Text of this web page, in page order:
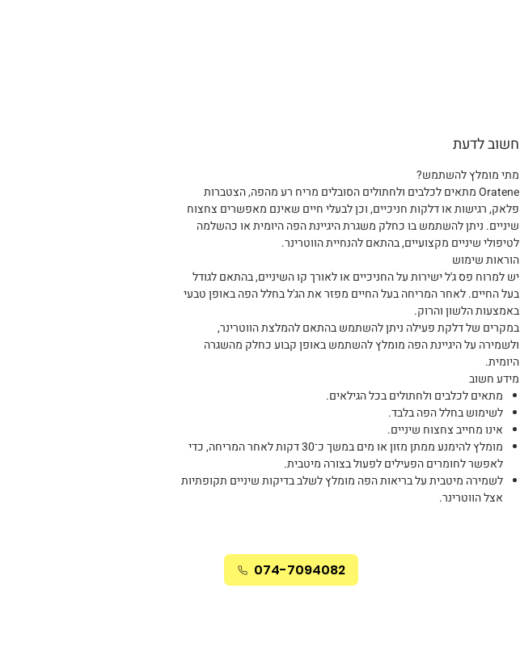
חשוב לדעת
מתי מומלץ להשתמש?
Oratene מתאים לכלבים ולחתולים הסובלים מריח רע מהפה, הצטברות
פלאק, רגישות או דלקות חניכיים, וכן לבעלי חיים שאינם מאפשרים צחצוח
שיניים. ניתן להשתמש בו כחלק משגרת היגיינת הפה היומית או כהשלמה
לטיפולי שיניים מקצועיים, בהתאם להנחיית הווטרינר.
הוראות שימוש
יש למרוח פס ג'ל ישירות על החניכיים או לאורך קו השיניים, בהתאם לגודל
בעל החיים. לאחר המריחה בעל החיים מפזר את הג'ל בחלל הפה באופן טבעי
באמצעות הלשון והרוק.
במקרים של דלקת פעילה ניתן להשתמש בהתאם להמלצת הווטרינר,
ולשמירה על היגיינת הפה מומלץ להשתמש באופן קבוע כחלק מהשגרה
היומית.
מידע חשוב
מתאים לכלבים ולחתולים בכל הגילאים.
לשימוש בחלל הפה בלבד.
אינו מחייב צחצוח שיניים.
מומלץ להימנע ממתן מזון או מים במשך כ־30 דקות לאחר המריחה, כדי
לאפשר לחומרים הפעילים לפעול בצורה מיטבית.
לשמירה מיטבית על בריאות הפה מומלץ לשלב בדיקות שיניים תקופתיות
אצל הווטרינר.
074-7094082